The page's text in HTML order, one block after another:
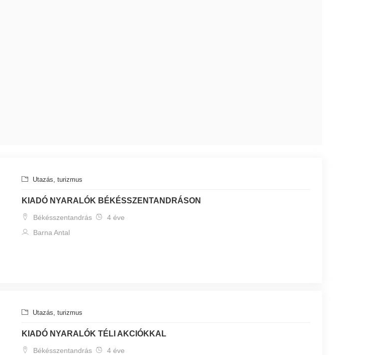
Utazás, turizmus
KIADÓ NYARALÓK BÉKÉSSZENTANDRÁSON
Békésszentandrás
4 éve
Barna Antal
Utazás, turizmus
KIADÓ NYARALÓK TÉLI AKCIÓKKAL
Békésszentandrás
4 éve